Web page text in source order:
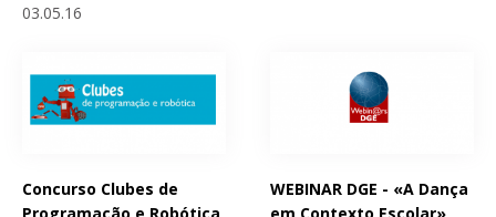
03.05.16
Concurso Clubes de
Programação e Robótica
WEBINAR DGE - «A Dança
em Contexto Escolar»